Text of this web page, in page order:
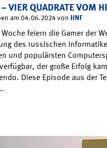
VIER QUADRATE VOM
am 04.06.2024 von HNF
feiern die Gamer der
des russischen
und populärsten
der große Erfolg
Diese Episode aus der